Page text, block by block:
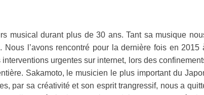
musical durant plus de 30 ans. Tant sa musique
Nous l’avons rencontré pour la dernière fois en 2015
urgentes sur internet, lors des
Sakamoto, le musicien le plus important du
par sa créativité et son esprit trangressif, nous a